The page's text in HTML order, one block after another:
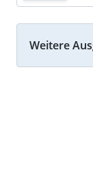
Weitere